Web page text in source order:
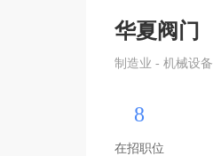
华夏阀门
制造业 - 机械设备
8
在招职位